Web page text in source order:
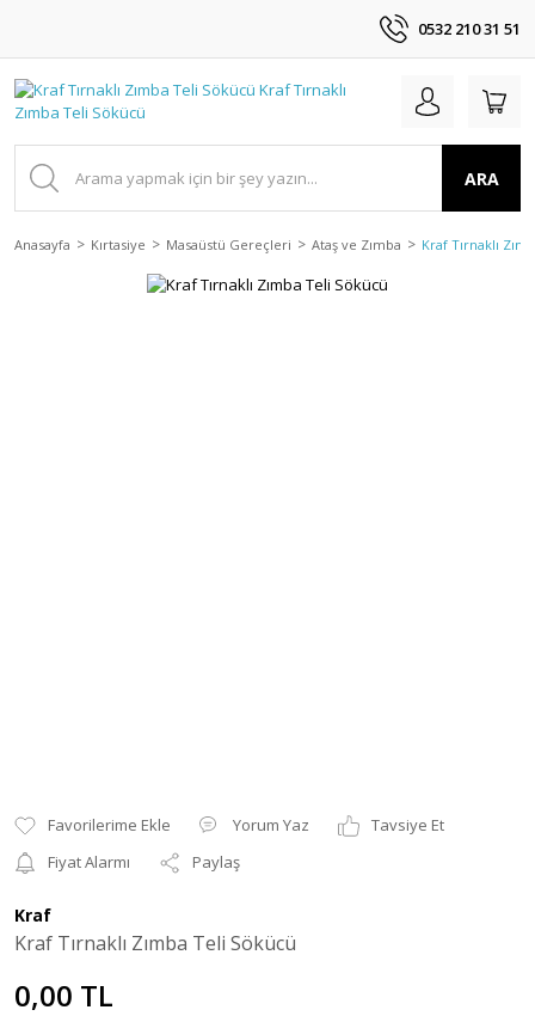
0532 210 31 51
ARA
Anasayfa Kırtasiye Masaüstü Gereçleri Ataş ve Zımba Kraf Tırnaklı
Yorum Yaz
Tavsiye Et
Fiyat Alarmı
Paylaş
Kraf
Kraf Tırnaklı Zımba Teli Sökücü
0,00 TL